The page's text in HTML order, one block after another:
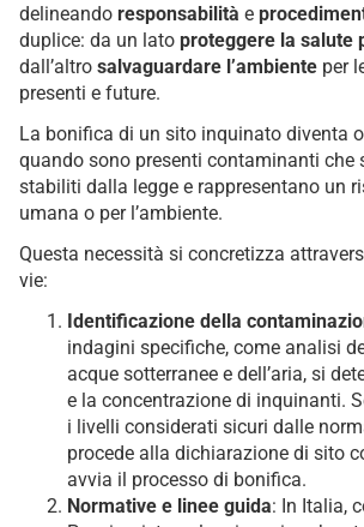
delineando responsabilità e
duplice: da un lato proteggere la salute
dall’altro salvaguardare l’ambiente per
presenti e future.
La bonifica di un sito inquinato diventa
quando sono presenti contaminanti che
stabiliti dalla legge e rappresentano un
umana o per l’ambiente.
Questa necessità si concretizza
vie:
Identificazione della
indagini specifiche, come analisi
acque sotterranee e dell’aria, si
e la concentrazione di inquinanti.
i livelli considerati sicuri dalle
procede alla dichiarazione di sito
avvia il processo di bonifica.
Normative e linee guida: In Italia,